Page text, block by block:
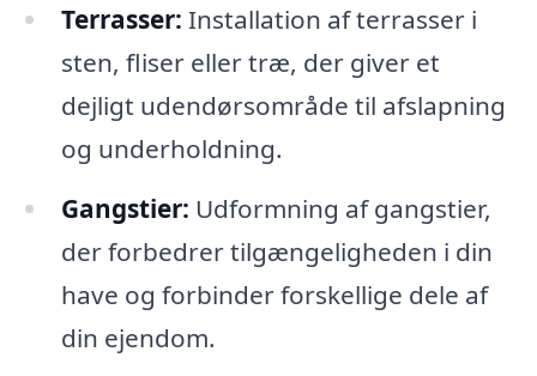
Terrasser: Installation af terrasser i
sten, fliser eller træ, der giver et
dejligt udendørsområde til afslapning
og underholdning.
Gangstier: Udformning af gangstier,
der forbedrer tilgængeligheden i din
have og forbinder forskellige dele af
din ejendom.